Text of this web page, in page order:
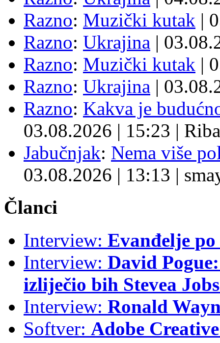
Razno: Muzički kutak |
Razno: Ukrajina |
Razno: Muzički kutak |
Razno: Ukrajina |
Razno: Kakva je
03.08.2026 | 15:23 | Riba
Jabučnjak: Nema više
03.08.2026 | 13:13 |
Članci
Interview: Evanđelje
Interview: David
izliječio bih Stevea
Interview: Ronald
Softver: Adobe